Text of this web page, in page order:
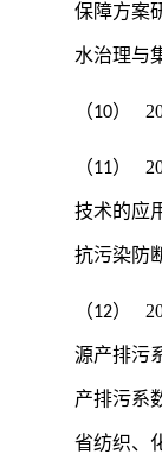
保障方案
水治理与
（10）
（11）
技术的应
抗污染防
（12）
源产排污
产排污系
省纺织、